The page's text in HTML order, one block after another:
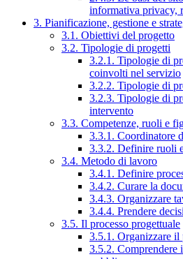
informativa privacy,
3. Pianificazione, gestione e
3.1. Obiettivi del progetto
3.2. Tipologie di progetti
3.2.1. Tipologie di
coinvolti nel servizio
3.2.2. Tipologie di
3.2.3. Tipologie di
intervento
3.3. Competenze, ruoli e
3.3.1. Coordinatore
3.3.2. Definire ruoli
3.4. Metodo di lavoro
3.4.1. Definire
3.4.2. Curare la
3.4.3. Organizzare
3.4.4. Prendere
3.5. Il processo progettuale
3.5.1. Organizzare il
3.5.2. Comprendere